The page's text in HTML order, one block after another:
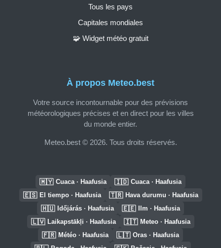
À propos Meteo.best
Votre source incontournable pour des prévisions
météorologiques précises et en direct pour les villes
du monde entier.
Meteo.best © 2026. Tous droits réservés.
Tous les pays
Capitales mondiales
🧩 Widget météo gratuit
🇲🇾 Cuaca · Haafusia 🇮🇩 Cuaca · Haafusia
🇪🇸 El tiempo · Haafusia 🇹🇷 Hava durumu · Haafusia
🇭🇺 Időjárás · Haafusia 🇪🇪 Ilm · Haafusia
🇱🇻 Laikapstākļi · Haafusia 🇮🇹 Meteo · Haafusia
🇫🇷 Météo · Haafusia 🇱🇹 Oras · Haafusia